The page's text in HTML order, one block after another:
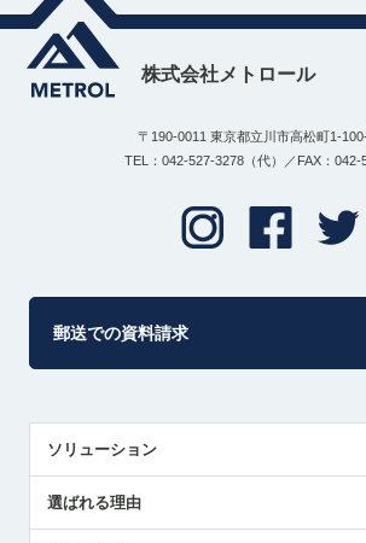
株式会社メトロール
〒190-0011 東京都立川市高松町1-
TEL：042-527-3278（代）／FAX：042-
郵送での資料請求
ソリューション
解決策提案
選ばれる理由